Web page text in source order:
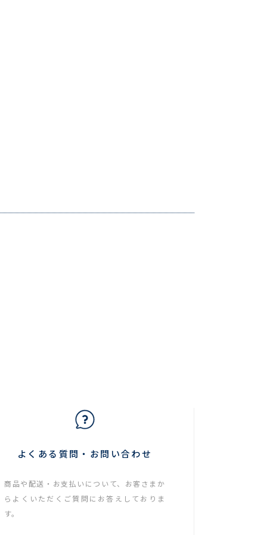
よくある質問・お問い合わせ
商品や配送・お支払いについて、お客さまか
らよくいただくご質問にお答えしておりま
す。